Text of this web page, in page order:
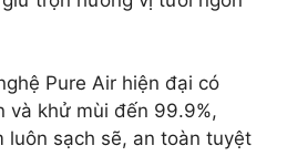
Pure Air hiện đại có
và khử mùi đến 99.9%,
luôn sạch sẽ, an toàn tuyệt